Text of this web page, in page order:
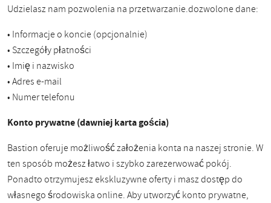
Udzielasz nam pozwolenia na przetwarzanie.dozwolone dane:
• Informacje o koncie (opcjonalnie)
• Szczegóły płatności
• Imię i nazwisko
• Adres e-mail
• Numer telefonu
Konto prywatne (dawniej karta gościa)
Bastion oferuje możliwość założenia konta na naszej stronie. W
ten sposób możesz łatwo i szybko zarezerwować pokój.
Ponadto otrzymujesz ekskluzywne oferty i masz dostęp do
własnego środowiska online. Aby utworzyć konto prywatne,